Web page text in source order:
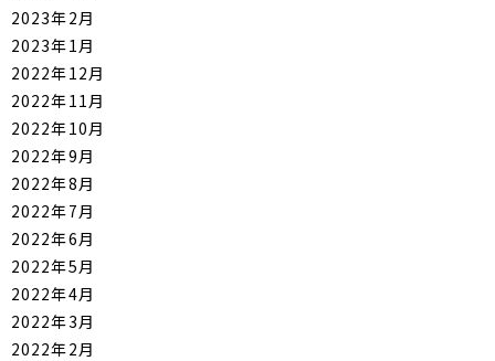
2023年2月
2023年1月
2022年12月
2022年11月
2022年10月
2022年9月
2022年8月
2022年7月
2022年6月
2022年5月
2022年4月
2022年3月
2022年2月